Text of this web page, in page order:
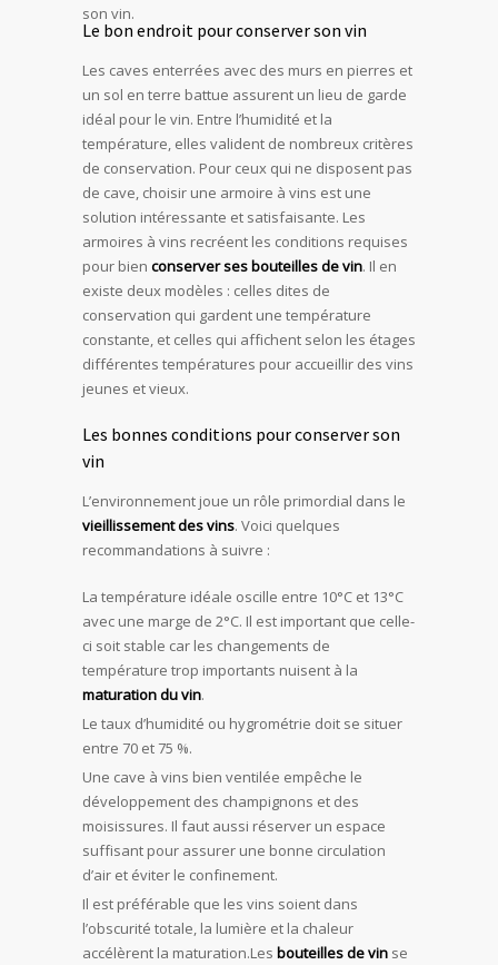
son vin.
Le bon endroit pour conserver son vin
Les caves enterrées avec des murs en pierres et
un sol en terre battue assurent un lieu de garde
idéal pour le vin. Entre l’humidité et la
température, elles valident de nombreux critères
de conservation. Pour ceux qui ne disposent pas
de cave, choisir une armoire à vins est une
solution intéressante et satisfaisante. Les
armoires à vins recréent les conditions requises
pour bien conserver ses bouteilles de vin. Il en
existe deux modèles : celles dites de
conservation qui gardent une température
constante, et celles qui affichent selon les étages
différentes températures pour accueillir des vins
jeunes et vieux.
Les bonnes conditions pour conserver son
vin
L’environnement joue un rôle primordial dans le
vieillissement des vins. Voici quelques
recommandations à suivre :
La température idéale oscille entre 10°C et 13°C
avec une marge de 2°C. Il est important que celle-
ci soit stable car les changements de
température trop importants nuisent à la
maturation du vin.
Le taux d’humidité ou hygrométrie doit se situer
entre 70 et 75 %.
Une cave à vins bien ventilée empêche le
développement des champignons et des
moisissures. Il faut aussi réserver un espace
suffisant pour assurer une bonne circulation
d’air et éviter le confinement.
Il est préférable que les vins soient dans
l’obscurité totale, la lumière et la chaleur
accélèrent la maturation.Les bouteilles de vin se